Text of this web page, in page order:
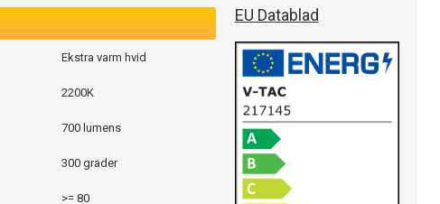
Ekstra varm hvid
2200K
700 lumens
300 grader
>= 80
EU Datablad